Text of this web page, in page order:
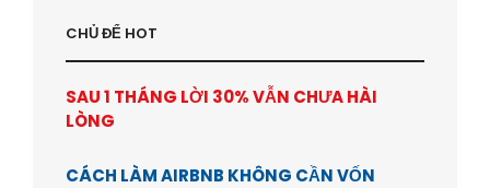
CHỦ ĐỂ HOT
SAU 1 THÁNG LỜI 30% VẪN CHƯA HÀI
LÒNG
CÁCH LÀM AIRBNB KHÔNG CẦN VỐN